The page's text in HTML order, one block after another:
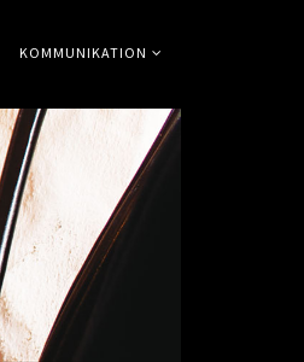
KOMMUNIKATION